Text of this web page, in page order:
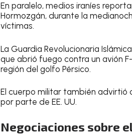
En paralelo, medios iraníes
Hormozgán, durante la
víctimas.
La Guardia Revolucionaria
que abrió fuego contra un avión
región del golfo Pérsico.
El cuerpo militar también advirtió
por parte de EE. UU.
Negociaciones sobre